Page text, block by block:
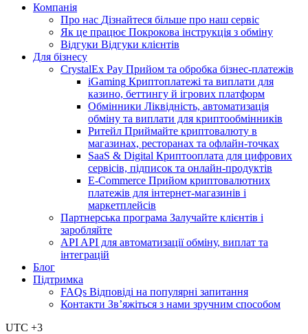
Компанія
Про нас Дізнайтеся більше про наш сервіс
Як це працює Покрокова інструкція з обміну
Відгуки Відгуки клієнтів
Для бізнесу
CrystalEx Pay Прийом та обробка бізнес-платежів
iGaming Криптоплатежі та виплати для
казино, беттингу й ігрових платформ
Обмінники Ліквідність, автоматизація
обміну та виплати для криптообмінників
Ритейл Приймайте криптовалюту в
магазинах, ресторанах та офлайн-точках
SaaS & Digital Криптооплата для цифрових
сервісів, підписок та онлайн-продуктів
E-Commerce Прийом криптовалютних
платежів для інтернет-магазинів і
маркетплейсів
Партнерська програма Залучайте клієнтів і
заробляйте
API API для автоматизації обміну, виплат та
інтеграцій
Блог
Підтримка
FAQs Відповіді на популярні запитання
Контакти Зв’яжіться з нами зручним способом
UTC +3